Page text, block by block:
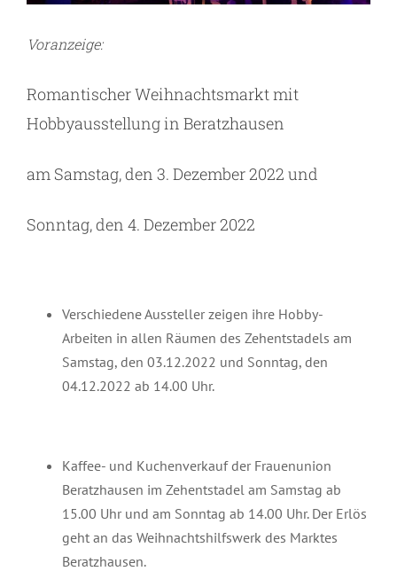
Voranzeige:
Romantischer Weihnachtsmarkt mit
Hobbyausstellung in Beratzhausen
am Samstag, den 3. Dezember 2022 und
Sonntag, den 4. Dezember 2022
Verschiedene Aussteller zeigen ihre Hobby-
Arbeiten in allen Räumen des Zehentstadels am
Samstag, den 03.12.2022 und Sonntag, den
04.12.2022 ab 14.00 Uhr.
Kaffee- und Kuchenverkauf der Frauenunion
Beratzhausen im Zehentstadel am Samstag ab
15.00 Uhr und am Sonntag ab 14.00 Uhr. Der Erlös
geht an das Weihnachtshilfswerk des Marktes
Beratzhausen.